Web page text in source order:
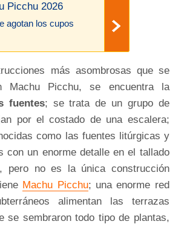
Picchu 2026
agotan los cupos
más asombrosas que se
Machu Picchu, se encuentra la
fuentes; se trata de un grupo de
por el costado de una escalera;
como las fuentes litúrgicas y
con un enorme detalle en el tallado
pero no es la única construcción
Machu Picchu; una enorme red
alimentan las terrazas
se sembraron todo tipo de plantas,